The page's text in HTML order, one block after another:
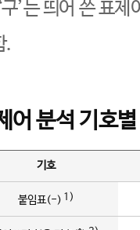
’는 띄어 쓴 표
.
어 분석 기호
기호
붙임표(-) 1)